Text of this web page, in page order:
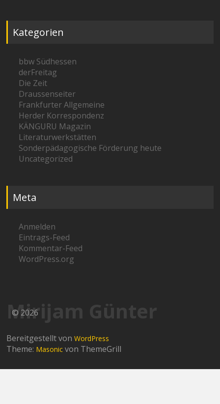
Kategorien
bbw Südhessen
derFreitag
Die Zeit
Draussenseiter
Frankfurter Allgemeine
Herder Korrespondenz
KÄNGURU Magazin
Literaturwerkstätten
Sonderpädagogische Förderung heute
Uncategorized
Meta
Anmelden
Eintrags-Feed
Kommentar-Feed
WordPress.org
Mirijam Günter
© 2026
Bereitgestellt vonWordPress
Theme: Masonic von ThemeGrill